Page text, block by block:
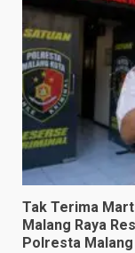
Tak Terima
Malang Raya
Polresta